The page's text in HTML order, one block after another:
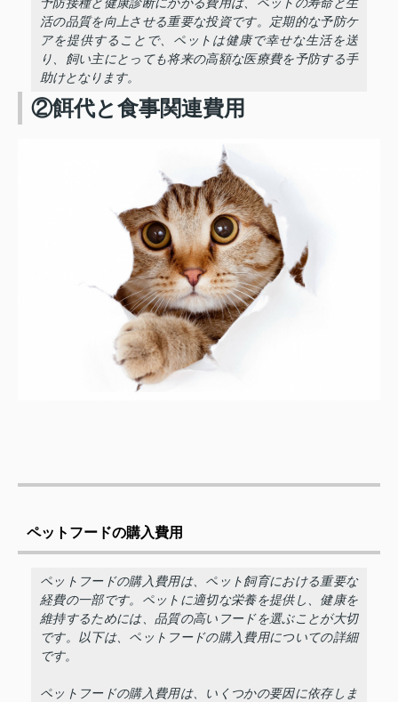
活の品質を向上させる重要な投資です。定期的な予防ケ
アを提供することで、ペットは健康で幸せな生活を送
り、飼い主にとっても将来の高額な医療費を予防する手
助けとなります。
②餌代と食事関連費用
ペットフードの購入費用
ペットフードの購入費用は、ペット飼育における重要な
経費の一部です。ペットに適切な栄養を提供し、健康を
維持するためには、品質の高いフードを選ぶことが大切
です。以下は、ペットフードの購入費用についての詳細
です。
ペットフードの購入費用は、いくつかの要因に依存しま